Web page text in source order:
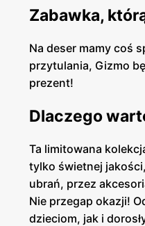
Zabawka,
Na deser mamy coś
przytulania, Gizmo
prezent!
Dlaczego
Ta limitowana
tylko świetnej
ubrań, przez
Nie przegap okazji!
dzieciom, jak i